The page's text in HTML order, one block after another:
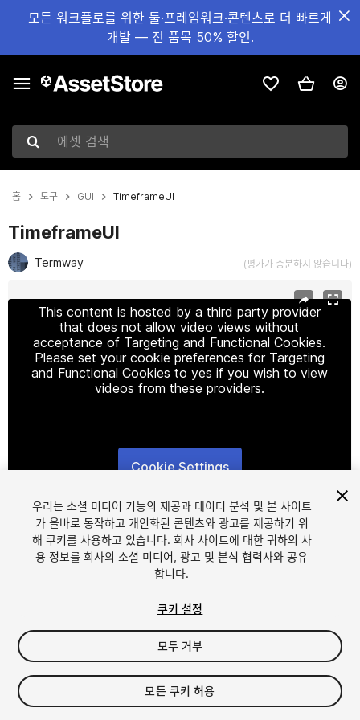
모든 워크플로를 위한 툴·프레임워크·콘텐츠로 더 빠르게
개발 — 전 품목 50% 할인.
에셋 검색
홈 도구 GUI TimeframeUI
TimeframeUI
Termway (평가가 충분하지 않습니다)
This content is hosted by a third party provider
that does not allow video views without
acceptance of Targeting and Functional Cookies.
Please set your cookie preferences for Targeting
and Functional Cookies to yes if you wish to view
videos from these providers.
Cookie Settings
FREE
내 에셋에 추가하기
우리는 소셜 미디어 기능의 제공과 데이터 분석 및 본 사이트
가 올바로 동작하고 개인화된 콘텐츠와 광고를 제공하기 위
해 쿠키를 사용하고 있습니다. 회사 사이트에 대한 귀하의 사
용 정보를 회사의 소셜 미디어, 광고 및 분석 협력사와 공유
합니다.
쿠키 설정
모두 거부
모든 쿠키 허용